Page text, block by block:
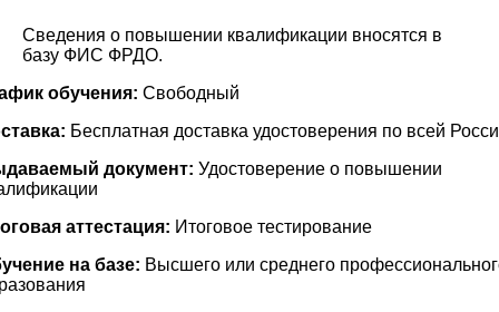
Сведения о повышении квалификации вносятся в
базу ФИС ФРДО.
обучения: Свободный
Бесплатная доставка удостоверения по всей
документ: Удостоверение о повышении
аттестация: Итоговое тестирование
на базе: Высшего или среднего